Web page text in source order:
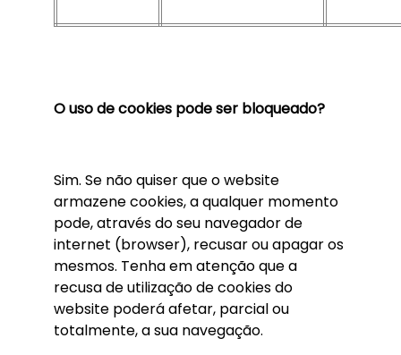
O uso de cookies pode ser bloqueado?
Sim. Se não quiser que o website
armazene cookies, a qualquer momento
pode, através do seu navegador de
internet (browser), recusar ou apagar os
mesmos. Tenha em atenção que a
recusa de utilização de cookies do
website poderá afetar, parcial ou
totalmente, a sua navegação.